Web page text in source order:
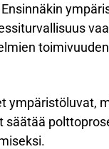
ympäristöluvat,